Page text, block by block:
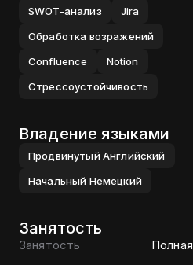
SWOT-анализ
Jira
Обработка возражений
Confluence
Notion
Стрессоустойчивость
Владение языками
Продвинутый Английский
Начальный Немецкий
Занятость
Занятость
Полная